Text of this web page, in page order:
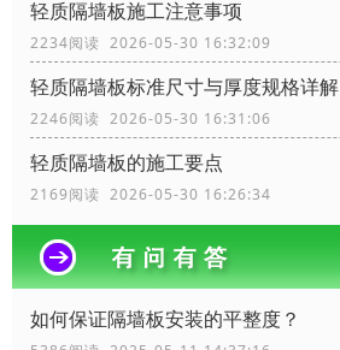
轻质隔墙板施工注意事项
2234阅读 2026-05-30 16:32:09
轻质隔墙板标准尺寸与厚度规格详解
2246阅读 2026-05-30 16:31:06
轻质隔墙板的施工要点
2169阅读 2026-05-30 16:26:34
如何保证隔墙板安装的平整度？